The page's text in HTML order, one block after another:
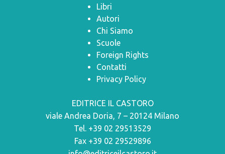
Libri
Autori
Chi Siamo
Scuole
Foreign Rights
Contatti
Privacy Policy
EDITRICE IL CASTORO
viale Andrea Doria, 7 – 20124 Milano
Tel. +39 02 29513529
Fax +39 02 29529896